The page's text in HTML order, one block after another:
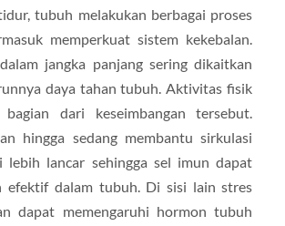
tubuh melakukan berbagai proses
memperkuat sistem kekebalan.
jangka panjang sering dikaitkan
daya tahan tubuh. Aktivitas fisik
dari keseimbangan tersebut.
hingga sedang membantu sirkulasi
lebih lancar sehingga sel imun dapat
efektif dalam tubuh. Di sisi lain stres
dapat memengaruhi hormon tubuh